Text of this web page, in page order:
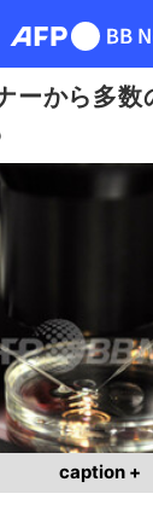
ーから多数
caption +